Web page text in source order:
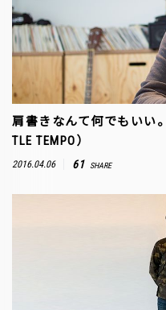
肩書きなんて何でもいい
TLE TEMPO）
2016.04.06 61 SHARE